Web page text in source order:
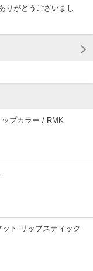
りがとうございまし
プカラー / RMK
ト リップスティック